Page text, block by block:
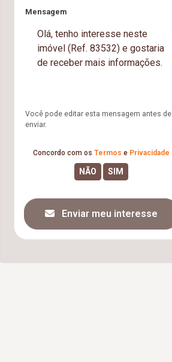
Mensagem
Você pode editar esta mensagem antes de
enviar.
Concordo com os Termos e Privacidade
Enviar meu interesse